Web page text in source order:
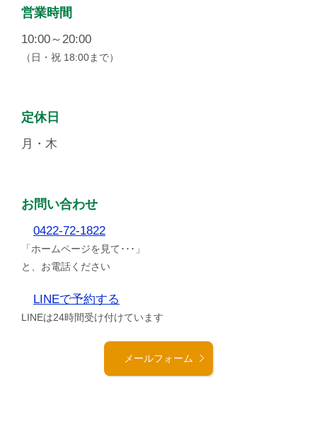
営業時間
10:00～20:00
（日・祝 18:00まで）
定休日
月・木
お問い合わせ
0422-72-1822
「ホームページを見て･･･」
と、お電話ください
LINEで予約する
LINEは24時間受け付けています
メールフォーム